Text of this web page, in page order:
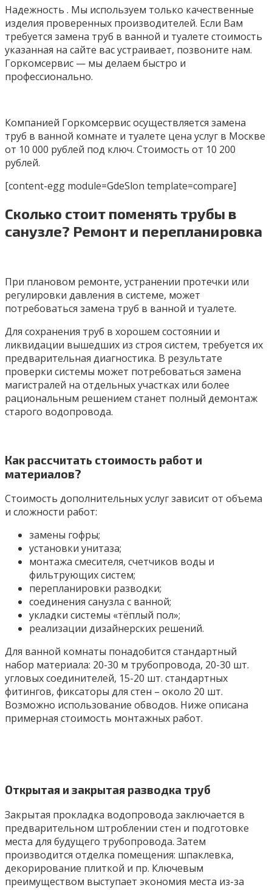
Надежность . Мы используем только качественные
изделия проверенных производителей. Если Вам
требуется замена труб в ванной и туалете стоимость
указанная на сайте вас устраивает, позвоните нам.
Горкомсервис — мы делаем быстро и
профессионально.
Компанией Горкомсервис осуществляется замена
труб в ванной комнате и туалете цена услуг в Москве
от 10 000 рублей под ключ. Стоимость от 10 200
рублей.
[content-egg module=GdeSlon template=compare]
Сколько стоит поменять трубы в
санузле? Ремонт и перепланировка
При плановом ремонте, устранении протечки или
регулировки давления в системе, может
потребоваться замена труб в ванной и туалете.
Для сохранения труб в хорошем состоянии и
ликвидации вышедших из строя систем, требуется их
предварительная диагностика. В результате
проверки системы может потребоваться замена
магистралей на отдельных участках или более
рациональным решением станет полный демонтаж
старого водопровода.
Как рассчитать стоимость работ и
материалов?
Стоимость дополнительных услуг зависит от объема
и сложности работ:
замены гофры;
установки унитаза;
монтажа смесителя, счетчиков воды и
фильтрующих систем;
перепланировки разводки;
соединения санузла с ванной;
укладки системы «тёплый пол»;
реализации дизайнерских решений.
Для ванной комнаты понадобится стандартный
набор материала: 20-30 м трубопровода, 20-30 шт.
угловых соединителей, 15-20 шт. стандартных
фитингов, фиксаторы для стен – около 20 шт.
Возможно использование обводов. Ниже описана
примерная стоимость монтажных работ.
Открытая и закрытая разводка труб
Закрытая прокладка водопровода заключается в
предварительном штроблении стен и подготовке
места для будущего трубопровода. Затем
производится отделка помещения: шпаклевка,
декорирование плиткой и пр. Ключевым
преимуществом выступает экономия места из-за